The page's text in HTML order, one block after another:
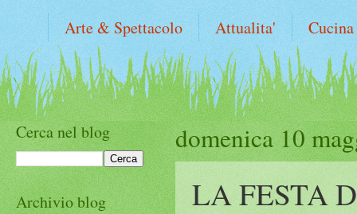
Arte & Spettacolo Attualita' Cucina
domenica 10
LA FESTA
Cerca nel blog
Archivio blog